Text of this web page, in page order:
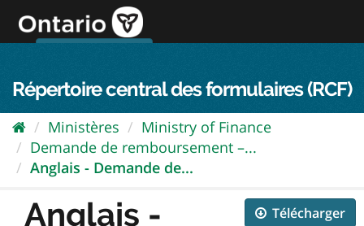
directement
au
Répertoire central des formulaires (RCF)
Ministères
Ministry of Finance
Demande de remboursement –...
Anglais - Demande de...
Télécharger
Anglais -